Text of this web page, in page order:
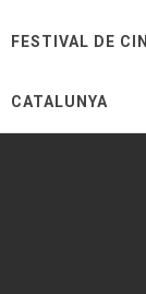
FESTIVAL DE
CATALUNYA